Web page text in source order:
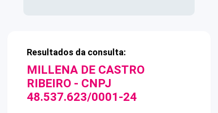
Resultados da consulta:
MILLENA DE CASTRO
RIBEIRO - CNPJ
48.537.623/0001-24